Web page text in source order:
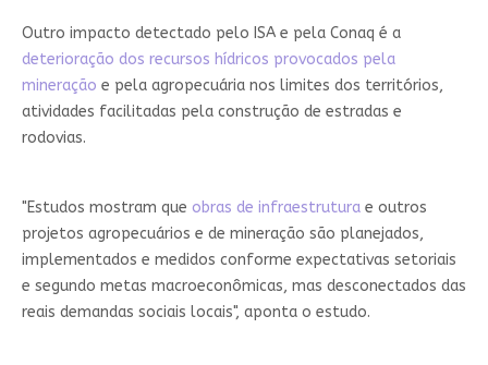
Outro impacto detectado pelo ISA e pela Conaq é a
deterioração dos recursos hídricos provocados pela
mineração e pela agropecuária nos limites dos territórios,
atividades facilitadas pela construção de estradas e
rodovias.
"Estudos mostram que obras de infraestruturae outros
projetos agropecuários e de mineração são planejados,
implementados e medidos conforme expectativas setoriais
e segundo metas macroeconômicas, mas desconectados das
reais demandas sociais locais", aponta o estudo.